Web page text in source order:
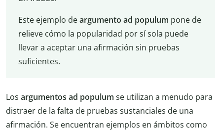
Este ejemplo deargumento ad populum pone de
relieve cómo la popularidad por sí sola puede
llevar a aceptar una afirmación sin pruebas
suficientes.
Los argumentos ad populum se utilizan a menudo para
distraer de la falta de pruebas sustanciales de una
afirmación. Se encuentran ejemplos en ámbitos como